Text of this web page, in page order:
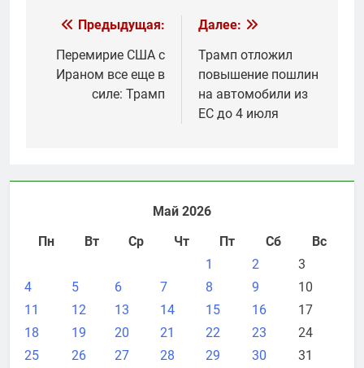
Навигация
по
записям
Предыдущая:
Перемирие США с
Ираном все еще в
силе: Трамп
Далее:
Трамп отложил
повышение пошлин
на автомобили из
ЕС до 4 июля
Май 2026
Пн
Вт Ср Чт Пт Сб
Вс
1
2
3
4
5 6 7 8 9
10
11
12 13 14 15 16
17
18
19 20 21 22 23
24
25
26 27 28 29 30 31